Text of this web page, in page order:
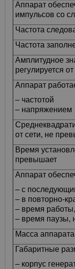
Аппарат
импульсов со
Частота
Частота
Амплитудное
регулируется
Аппарат
– частотой
– напряжением
от сети, не
Время
превышает
Аппарат
– с
– в повторно-
– время
– время паузы,
Масса
Габаритные
– корпус